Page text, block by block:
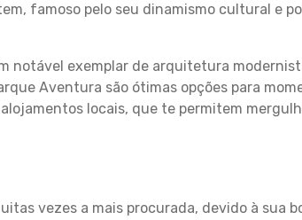
famoso pelo seu dinamismo cultural e
notável exemplar de arquitetura
Aventura são ótimas opções para
locais, que te permitem
vezes a mais procurada, devido à sua